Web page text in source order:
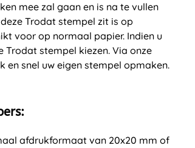
mee zal gaan en is na te vullen
Trodat stempel zit is op
voor op normaal papier. Indien u
stempel kiezen. Via onze
snel uw eigen stempel opmaken.
afdrukformaat van 20x20 mm of